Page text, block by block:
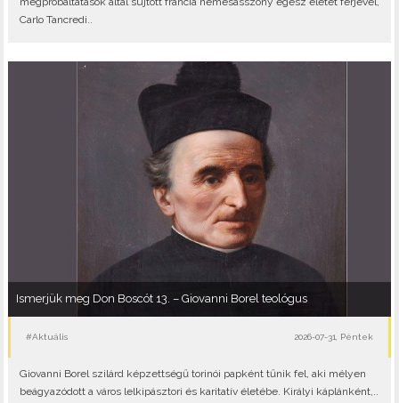
Carlo Tancredi..
Ismerjük meg Don Boscót 13. – Giovanni Borel teológus
#Aktuális 2026-07-31, Péntek
Giovanni Borel szilárd képzettségű torinói papként tűnik fel, aki mélyen
beágyazódott a város lelkipásztori és karitatív életébe. Királyi káplánként,..